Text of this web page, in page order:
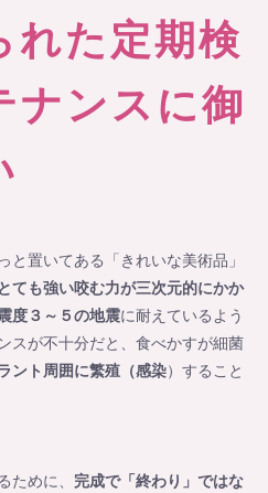
れた定期検
ナンスに御
と置いてある「きれいな美術品」
ても強い咬む力が三次元的にかか
度３～５の地震に耐えているよう
スが不十分だと、食べかすが細菌
ント周囲に繁殖（感染）すること
ために、 完成で「終わり」ではな